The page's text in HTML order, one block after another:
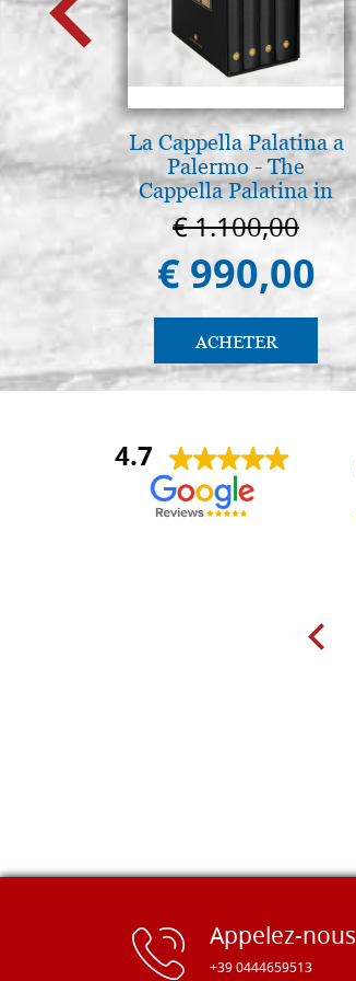
La Cappella Palatina a
Palermo - The
Cappella Palatina in
Palermo
€ 1.100,00
€ 990,00
ACHETER
4.7
Daniel Vandewalle
Appelez-nous
+39 0444659513